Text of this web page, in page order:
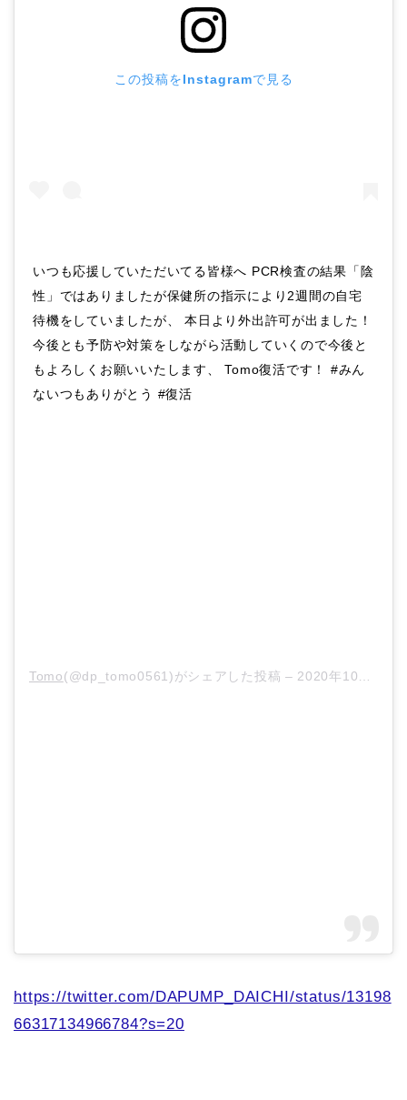
この投稿をInstagramで見る
いつも応援していただいてる皆様へ PCR検査の結果「陰
性」ではありましたが保健所の指示により2週間の自宅
待機をしていましたが、 本日より外出許可が出ました！
今後とも予防や対策をしながら活動していくので今後と
もよろしくお願いいたします、 Tomo復活です！ #みん
ないつもありがとう #復活
Tomo(@dp_tomo0561)がシェアした投稿 – 2020年10月月23日午後9時56分PDT
https://twitter.com/DAPUMP_DAICHI/status/13198
66317134966784?s=20